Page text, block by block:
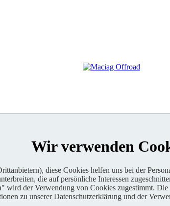
Wir verwenden
diese Cookies helfen uns bei der
die auf persönliche Interessen
wird der Verwendung von Cookies zugestimmt.
zu unserer Datenschutzerklärung und der